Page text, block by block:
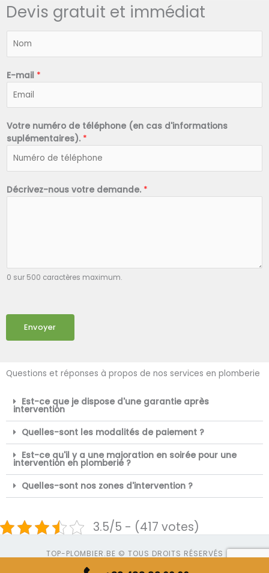
Devis gratuit et immédiat
*
E-mail *
Votre numéro de téléphone (en cas d'informations
suplémentaires). *
Décrivez-nous votre demande. *
0 sur 500 caractères maximum.
Envoyer
Questions et réponses à propos de nos services en plomberie
Est-ce que je dispose d'une garantie après
intervention
Quelles-sont les modalités de paiement ?
Est-ce qu'il y a une majoration en soirée pour une
intervention en plomberie ?
Quelles-sont nos zones d'intervention ?
3.5/5 - (417 votes)
TOP-PLOMBIER.BE © TOUS DROITS RÉSERVÉS